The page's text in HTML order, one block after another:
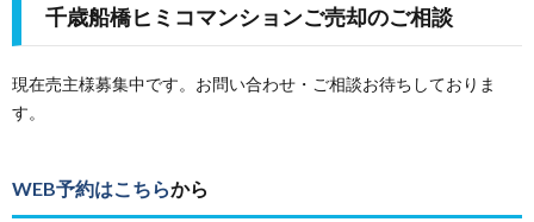
千歳船橋ヒミコマンションご売却のご相談
現在売主様募集中です。お問い合わせ・ご相談お待ちしておりま
す。
WEB予約はこちらから